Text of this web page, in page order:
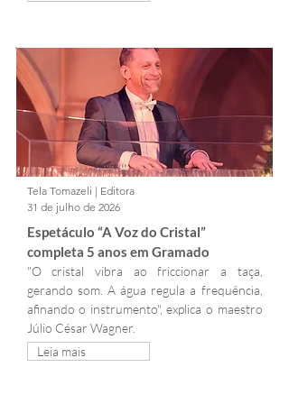
do festival.
Tela Tomazeli | Editora
31 de julho de 2026
Espetáculo “A Voz do Cristal”
completa 5 anos em Gramado
"O cristal vibra ao friccionar a taça,
gerando som. A água regula a frequência,
afinando o instrumento", explica o maestro
Júlio César Wagner.
Leia mais